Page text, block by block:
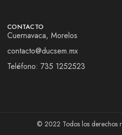
CONTACTO
Cuernavaca, Morelos
contacto@ducsem.mx
Teléfono: 735 1252523
© 2022 Todos los derechos